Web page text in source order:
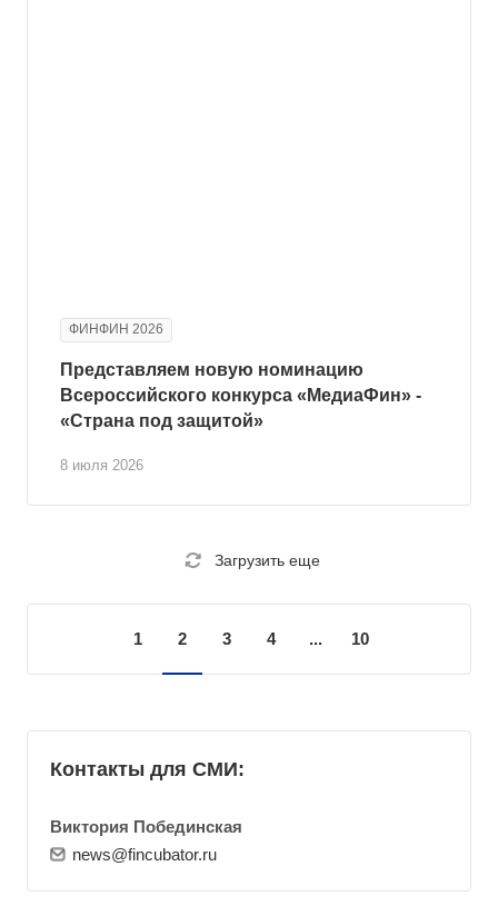
ФИНФИН 2026
8 июля 2026
Представляем новую номинацию
Всероссийского конкурса «МедиаФин» -
«Страна под защитой»
Загрузить еще
1 2 3 4 ... 10
Контакты для СМИ:
Виктория Побединская
news@fincubator.ru